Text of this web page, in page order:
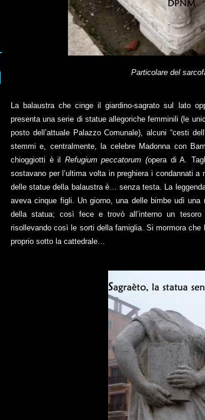
Particolare del
La balaustra che cinge il giardino-sagrato sul lato
presenta una serie di statue allegoriche femminili (le
posto dell’attuale Palazzo Comunale), alcuni “cesti
stemmi e, centralmente, la celebre Madonna con
chioggiotti è il Refugium peccatorum (opera di A.
sostavano per l’ultima volta in preghiera i condannati
delle statue della balaustra è… senza testa. La
aveva cinque figli. Un giorno, una delle bimbe udì
della statua; così fece e trovò all’interno un
risollevando così le sorti della famiglia. Si mormora
proprio sotto la cattedrale…